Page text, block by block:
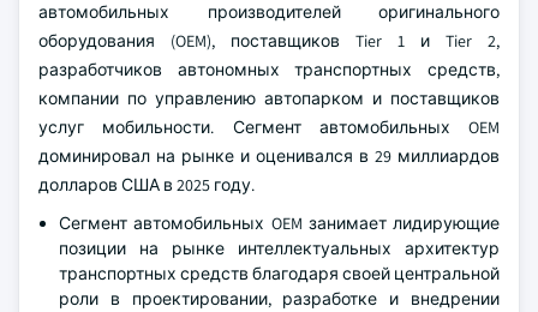
автомобильных производителей оригинального
оборудования (OEM), поставщиков Tier 1 и Tier 2,
разработчиков автономных транспортных средств,
компании по управлению автопарком и поставщиков
услуг мобильности. Сегмент автомобильных OEM
доминировал на рынке и оценивался в 29 миллиардов
долларов США в 2025 году.
Сегмент автомобильных OEM занимает лидирующие
позиции на рынке интеллектуальных архитектур
транспортных средств благодаря своей центральной
роли в проектировании, разработке и внедрении